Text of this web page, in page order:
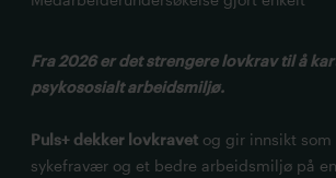
Fra 2026 er det strengere lovkrav til å
psykososialt arbeidsmiljø.
Puls+ dekker lovkravet og gir innsikt
sykefravær og et bedre arbeidsmiljø på